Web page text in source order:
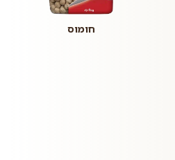
חומוס